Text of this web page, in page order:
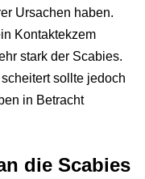
Ursachen haben.
Kontaktekzem
stark der Scabies.
sollte jedoch
in Betracht
die Scabies